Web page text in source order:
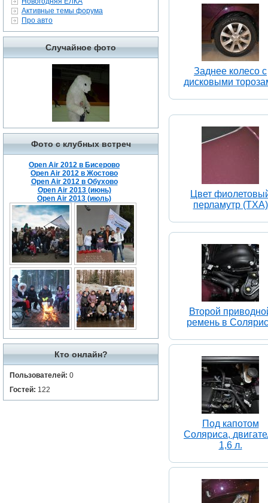
Активные темы форума
Про авто
Случайное фото
Фото с клубных встреч
Open Air 2012 в Бисерово
Open Air 2012 в Жостово
Open Air 2012 в Обухово
Open Air 2013 (июнь)
Open Air 2013 (июль)
Кто онлайн?
Пользователей: 0
Гостей: 122
Заднее колесо с
дисковыми
Цвет
перламутр (TXA)
Второй
ремень в
Под капотом
Соляриса,
1,6 л.